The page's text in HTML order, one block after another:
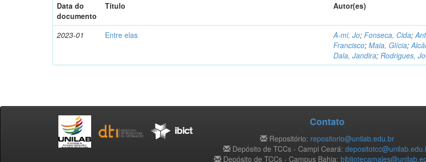
Data do
documento
Título Autor(es)
2023-01 Entre elas A-mi, Jo;Fonseca, Cida;
Francisco;Maia, Glícia;
Dala, Jandira;Rodrigues,
Contato
Repositório: repositorio@unilab.edu.br
Depósito de TCCs - Campi Ceará:
Depósito de TCCs - Campus Bahia: